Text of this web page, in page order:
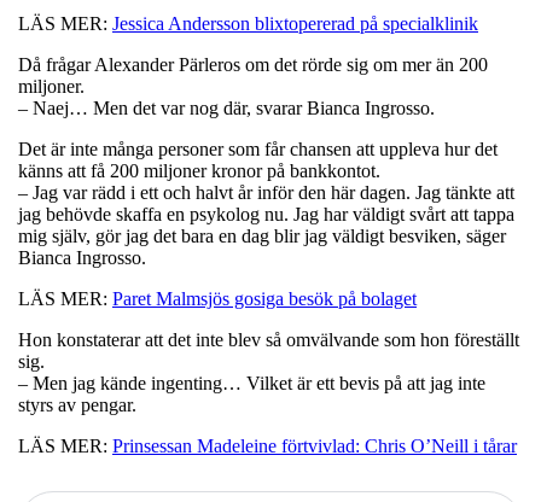
LÄS MER: Jessica Andersson blixtopererad på specialklinik
Då frågar Alexander Pärleros om det rörde sig om mer än 200
miljoner.
– Naej… Men det var nog där, svarar Bianca Ingrosso.
Det är inte många personer som får chansen att uppleva hur det
känns att få 200 miljoner kronor på bankkontot.
– Jag var rädd i ett och halvt år inför den här dagen. Jag tänkte att
jag behövde skaffa en psykolog nu. Jag har väldigt svårt att tappa
mig själv, gör jag det bara en dag blir jag väldigt besviken, säger
Bianca Ingrosso.
LÄS MER: Paret Malmsjös gosiga besök på bolaget
Hon konstaterar att det inte blev så omvälvande som hon föreställt
sig.
– Men jag kände ingenting… Vilket är ett bevis på att jag inte
styrs av pengar.
LÄS MER: Prinsessan Madeleine förtvivlad: Chris O’Neill i tårar